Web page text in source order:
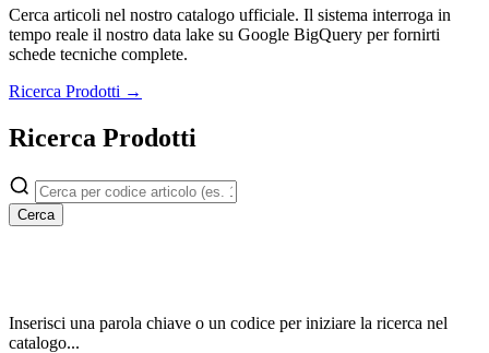
Cerca articoli nel nostro catalogo ufficiale. Il sistema interroga in
tempo reale il nostro data lake su Google BigQuery per fornirti
schede tecniche complete.
Ricerca Prodotti →
Ricerca Prodotti
Cerca
Inserisci una parola chiave o un codice per iniziare la ricerca nel
catalogo...